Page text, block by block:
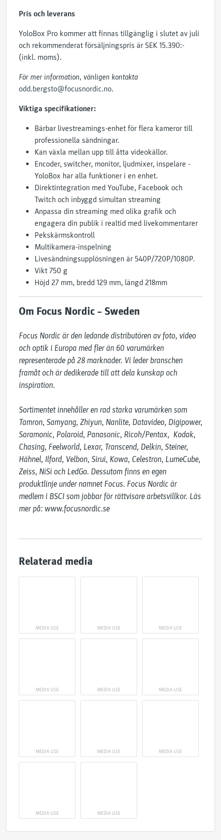
Pris och leverans
YoloBox Pro kommer att finnas tillgänglig i slutet av juli
och rekommenderat försäljningspris är SEK 15.390:-
(inkl. moms).
För mer information, vänligen kontakta
odd.bergsto@focusnordic.no.
Viktiga specifikationer:
Bärbar livestreamings-enhet för flera kameror till
professionella sändningar.
Kan växla mellan upp till åtta videokällor.
Encoder, switcher, monitor, ljudmixer, inspelare -
YoloBox har alla funktioner i en enhet.
Direktintegration med YouTube, Facebook och
Twitch och inbyggd simultan streaming
Anpassa din streaming med olika grafik och
engagera din publik i realtid med livekommentarer
Pekskärmskontroll
Multikamera-inspelning
Livesändningsupplösningen är 540P/720P/1080P.
Vikt 750 g
Höjd 27 mm, bredd 129 mm, längd 218mm
Om Focus Nordic – Sweden
Focus Nordic är den ledande distributören av foto, video
och optik i Europa med fler än 60 varumärken
representerade på 28 marknader. Vi leder branschen
framåt och är dedikerade till att dela kunskap och
inspiration.
Sortimentet innehåller en rad starka varumärken som
Tamron, Samyang, Zhiyun, Nanlite, Datavideo, Digipower,
Saramonic, Polaroid, Panasonic, Ricoh/Pentax,  Kodak,
Chasing, Feelworld, Lexar, Transcend, Delkin, Steiner,
Hähnel, Ilford, Velbon, Sirui, Kowa, Celestron, LumeCube,
Zeiss, NiSi och LedGo. Dessutom finns en egen
produktlinje under namnet Focus. Focus Nordic är
medlem i BSCI som jobbar för rättvisare arbetsvillkor. Läs
mer på: www.focusnordic.se
Relaterad media
MEDIA USE MEDIA USE MEDIA USE
MEDIA USE MEDIA USE MEDIA USE
MEDIA USE MEDIA USE MEDIA USE
MEDIA USE MEDIA USE